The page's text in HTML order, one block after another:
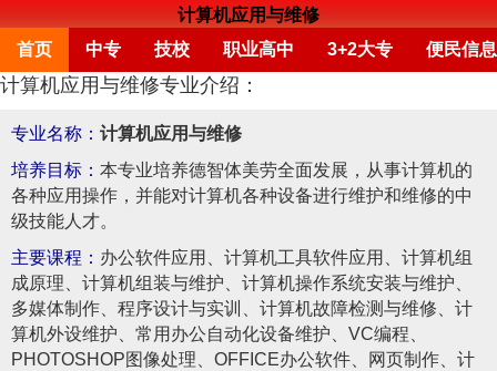
计算机应用与维修
首页
中专 技校 职业高中 3+2大专 便民信息
计算机应用与维修专业介绍：
专业名称： 计算机应用与维修
培养目标： 本专业培养德智体美劳全面发展，从事计算机的
各种应用操作，并能对计算机各种设备进行维护和维修的中
级技能人才。
主要课程： 办公软件应用、计算机工具软件应用、计算机组
成原理、计算机组装与维护、计算机操作系统安装与维护、
多媒体制作、程序设计与实训、计算机故障检测与维修、计
算机外设维护、常用办公自动化设备维护、VC编程、
PHOTOSHOP图像处理、OFFICE办公软件、网页制作、计